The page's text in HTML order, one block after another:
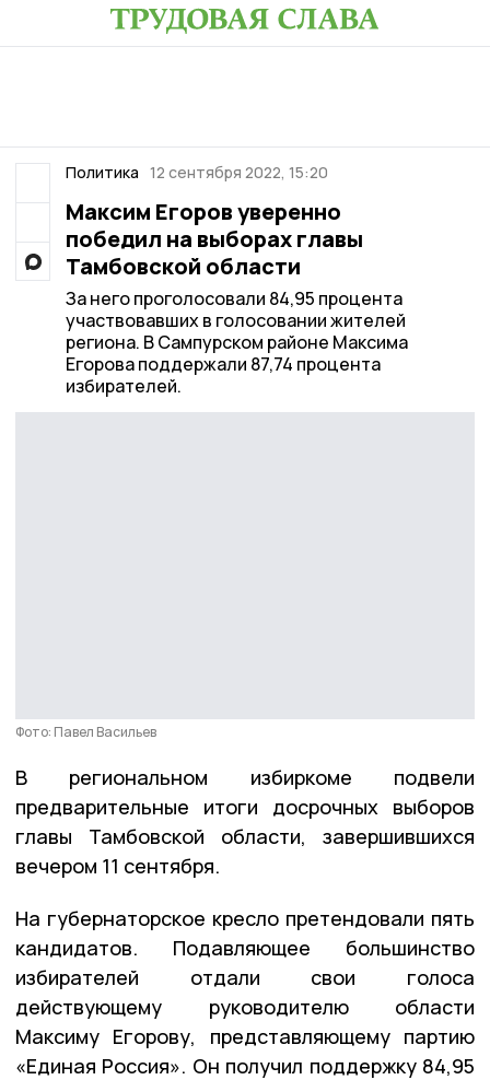
Политика 12 сентября 2022, 15:20
Максим Егоров уверенно
победил на выборах главы
Тамбовской области
За него проголосовали 84,95 процента
участвовавших в голосовании жителей
региона. В Сампурском районе Максима
Егорова поддержали 87,74 процента
избирателей.
Фото: Павел Васильев
В региональном избиркоме подвели
предварительные итоги досрочных выборов
главы Тамбовской области, завершившихся
вечером 11 сентября.
На губернаторское кресло претендовали пять
кандидатов. Подавляющее большинство
избирателей отдали свои голоса
действующему руководителю области
Максиму Егорову, представляющему партию
«Единая Россия». Он получил поддержку 84,95